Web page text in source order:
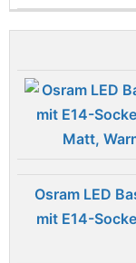
Osram LED
mit E14-